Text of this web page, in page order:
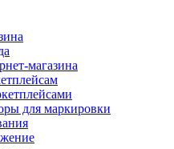
магазина
для маркировки